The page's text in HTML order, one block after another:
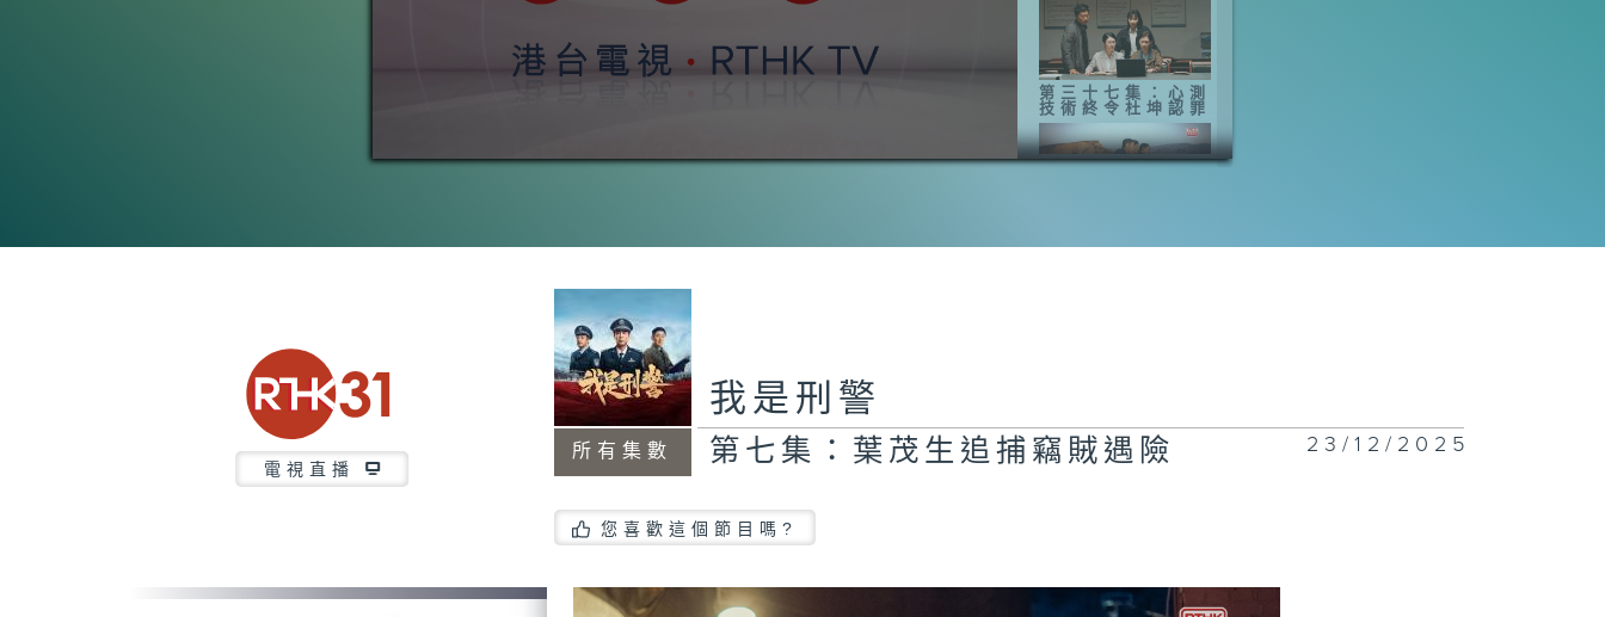
第三十七集：心測
技術終令杜坤認罪
林、清江案查出兇
電視直播
所有集數
我是刑警
第七集：葉茂生追捕竊賊遇險 23/12/2025
您喜歡這個節目嗎?